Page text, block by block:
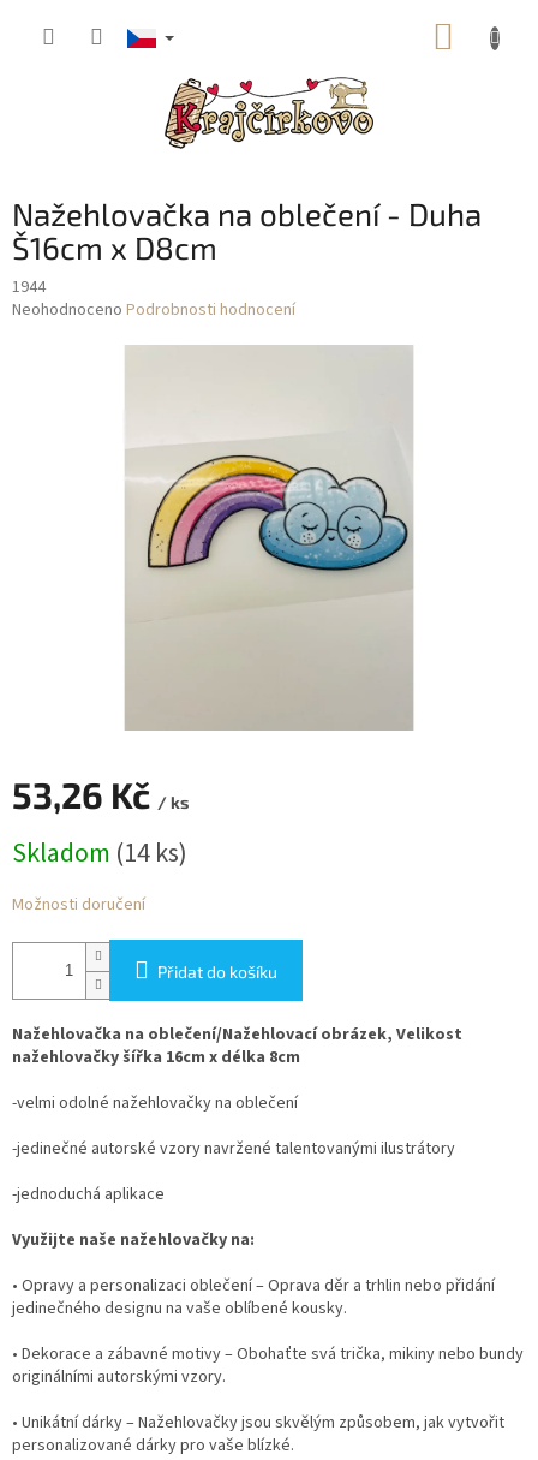
Nažehlovačka na oblečení - Duha
Š16cm x D8cm
1944
Průměrné
Neohodnoceno Podrobnosti hodnocení
53,26 Kč / ks
cena:
Skladom (14 ks)
Možnosti doručení
Přidat do košíku
Nažehlovačka na oblečení/Nažehlovací obrázek, Velikost
nažehlovačky šířka 16cm x délka 8cm
-velmi odolné nažehlovačky na oblečení
-jedinečné autorské vzory navržené talentovanými ilustrátory
-jednoduchá aplikace
Využijte naše nažehlovačky na:
• Opravy a personalizaci oblečení – Oprava děr a trhlin nebo přidání
jedinečného designu na vaše oblíbené kousky.
• Dekorace a zábavné motivy – Obohaťte svá trička, mikiny nebo bundy
originálními autorskými vzory.
• Unikátní dárky – Nažehlovačky jsou skvělým způsobem, jak vytvořit
personalizované dárky pro vaše blízké.